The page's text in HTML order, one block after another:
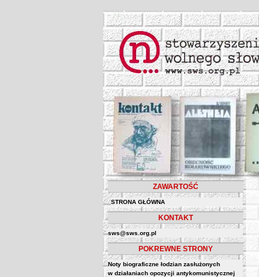
ZAWARTOŚĆ
STRONA GŁÓWNA
KONTAKT
sws@sws.org.pl
POKREWNE STRONY
Noty biograficzne łodzian zasłużonych
w działaniach opozycji antykomunistycznej